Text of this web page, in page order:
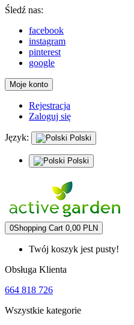
Śledź nas:
facebook
instagram
pinterest
google
Moje konto
Rejestracja
Zaloguj się
Język: Polski
Polski
0Shopping Cart 0,00 PLN
Twój koszyk jest pusty!
Obsługa Klienta
664 818 726
Wszystkie kategorie